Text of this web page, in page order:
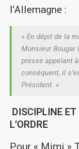
l’Allemagne :
« En dépit de la
Monsieur Bougar
presse appelant
conséquent, il
Président. »
DISCIPLINE
L’ORDRE
Pour « Mimi »